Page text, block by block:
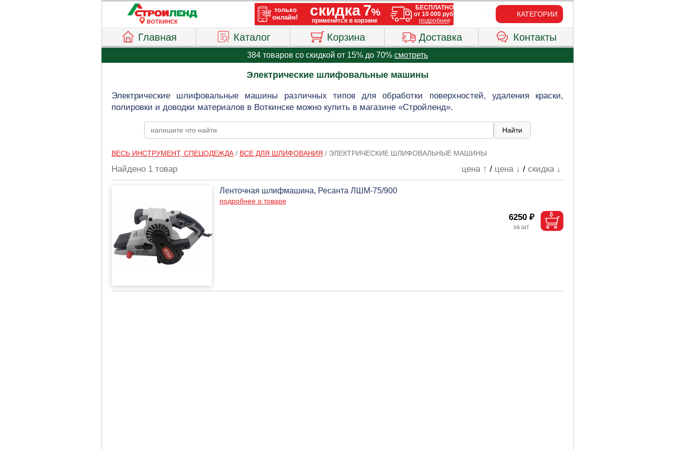
ВОТКИНСК
КАТЕГОРИИ
Главная Каталог Корзина Доставка Контакты
384 товаров со скидкой от 15% до 70% смотреть
Электрические шлифовальные машины
Электрические шлифовальные машины различных типов для обработки поверхностей, удаления краски,
полировки и доводки материалов в Воткинске можно купить в магазине «Стройленд».
ВЕСЬ ИНСТРУМЕНТ, СПЕЦОДЕЖДА/ ВСЕ ДЛЯ ШЛИФОВАНИЯ / ЭЛЕКТРИЧЕСКИЕ ШЛИФОВАЛЬНЫЕ МАШИНЫ
Найдено 1 товар цена ↑ / цена ↓ /скидка ↓
Ленточная шлифмашина, Ресанта ЛШМ-75/900
подробнее о товаре
6250 ₽